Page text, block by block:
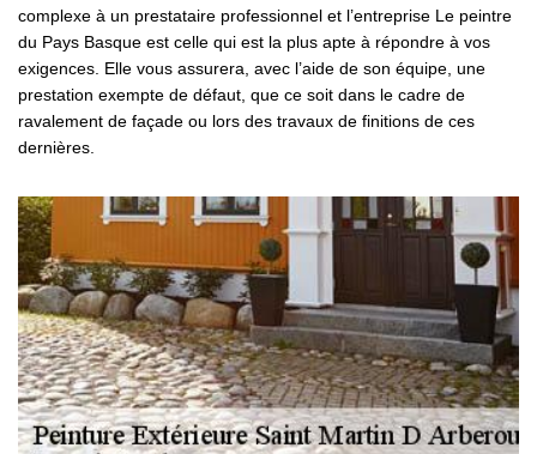
complexe à un prestataire professionnel et l’entreprise Le peintre
du Pays Basque est celle qui est la plus apte à répondre à vos
exigences. Elle vous assurera, avec l’aide de son équipe, une
prestation exempte de défaut, que ce soit dans le cadre de
ravalement de façade ou lors des travaux de finitions de ces
dernières.